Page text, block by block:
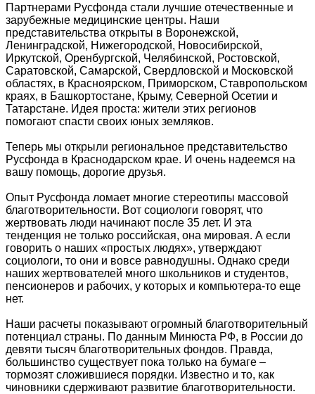
Партнерами Русфонда стали лучшие отечественные и
зарубежные медицинские центры. Наши
представительства открыты в Воронежской,
Ленинградской, Нижегородской, Новосибирской,
Иркутской, Оренбургской, Челябинской, Ростовской,
Саратовской, Самарской, Свердловской и Московской
областях, в Красноярском, Приморском, Ставропольском
краях, в Башкортостане, Крыму, Северной Осетии и
Татарстане. Идея проста: жители этих регионов
помогают спасти своих юных земляков.
Теперь мы открыли региональное представительство
Русфонда в Краснодарском крае. И очень надеемся на
вашу помощь, дорогие друзья.
Опыт Русфонда ломает многие стереотипы массовой
благотворительности. Вот социологи говорят, что
жертвовать люди начинают после 35 лет. И эта
тенденция не только российская, она мировая. А если
говорить о наших «простых людях», утверждают
социологи, то они и вовсе равнодушны. Однако среди
наших жертвователей много школьников и студентов,
пенсионеров и рабочих, у которых и компьютера-то еще
нет.
Наши расчеты показывают огромный благотворительный
потенциал страны. По данным Минюста РФ, в России до
девяти тысяч благотворительных фондов. Правда,
большинство существует пока только на бумаге –
тормозят сложившиеся порядки. Известно и то, как
чиновники сдерживают развитие благотворительности.